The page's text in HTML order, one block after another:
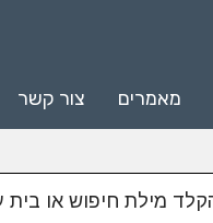
מאמרים צור קשר